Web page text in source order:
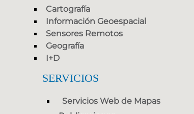
Cartografía
Información Geoespacial
Sensores Remotos
Geografía
I+D
SERVICIOS
Servicios Web de Mapas